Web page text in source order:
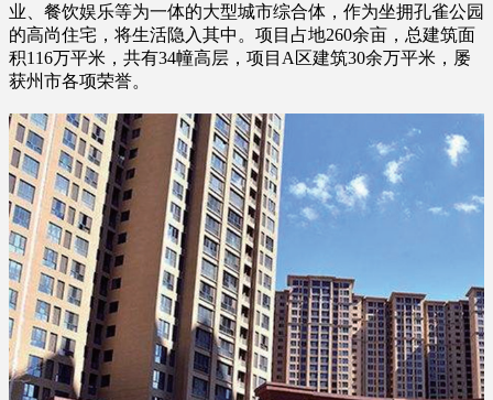
业、餐饮娱乐等为一体的大型城市综合体，作为坐拥孔雀公园
的高尚住宅，将生活隐入其中。项目占地260余亩，总建筑面
积116万平米，共有34幢高层，项目A区建筑30余万平米，屡
获州市各项荣誉。